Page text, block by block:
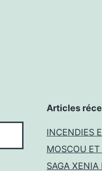
Articles
INCENDIES
MOSCOU
SAGA XENIA